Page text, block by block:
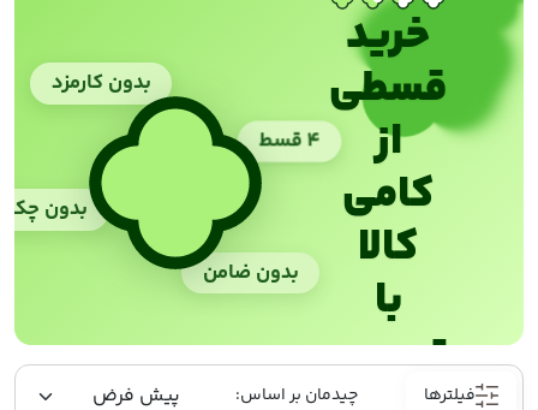
خرید
قسطی
از
کامی
کالا
با
ترب‌پی
بدون کارمزد
۴ قسط
بدون چک
بدون ضامن
فیلترها